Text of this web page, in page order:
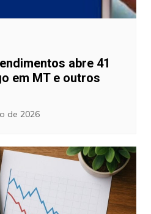
abre 41
em MT e outros
de 2026